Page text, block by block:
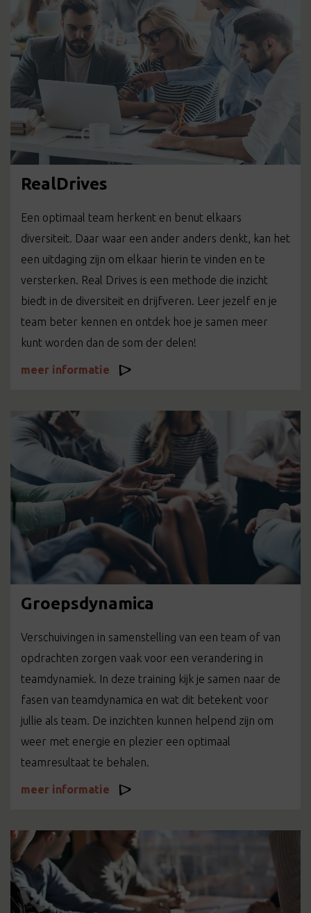
RealDrives
Een optimaal team herkent en benut elkaars
diversiteit. Daar waar een ander anders denkt, kan het
een uitdaging zijn om elkaar hierin te vinden en te
versterken. Real Drives is een methode die inzicht
biedt in de diversiteit en drijfveren. Leer jezelf en je
team beter kennen en ontdek hoe je samen meer
kunt worden dan de som der delen!
meer informatie
Groepsdynamica
Verschuivingen in samenstelling van een team of van
opdrachten zorgen vaak voor een verandering in
teamdynamiek. In deze training kijk je samen naar de
fasen van teamdynamica en wat dit betekent voor
jullie als team. De inzichten kunnen helpend zijn om
weer met energie en plezier een optimaal
teamresultaat te behalen.
meer informatie